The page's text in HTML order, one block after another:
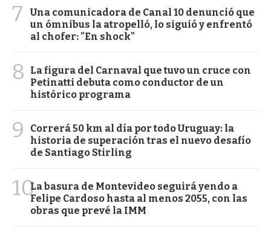
7
Una comunicadora de Canal 10 denunció que
un ómnibus la atropelló, lo siguió y enfrentó
al chofer: "En shock"
8
La figura del Carnaval que tuvo un cruce con
Petinatti debuta como conductor de un
histórico programa
9
Correrá 50 km al día por todo Uruguay: la
historia de superación tras el nuevo desafío
de Santiago Stirling
10La basura de Montevideo seguirá yendo a
Felipe Cardoso hasta al menos 2055, con las
obras que prevé la IMM